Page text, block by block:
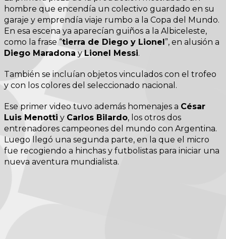
hombre que encendía un colectivo guardado en su
garaje y emprendía viaje rumbo a la Copa del Mundo.
En esa escena ya aparecían guiños a la Albiceleste,
como la frase “tierra de Diego y Lionel ”, en alusión a
Diego Maradona y Lionel Messi.
También se incluían objetos vinculados con el trofeo
y con los colores del seleccionado nacional.
Ese primer video tuvo además homenajes a César
Luis Menotti y Carlos Bilardo, los otros dos
entrenadores campeones del mundo con Argentina.
Luego llegó una segunda parte, en la que el micro
fue recogiendo a hinchas y futbolistas para iniciar una
nueva aventura mundialista.